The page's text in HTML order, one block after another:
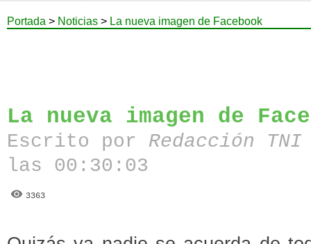
Portada > Noticias > La nueva imagen de Facebook
La nueva imagen de
Escrito por Redacción
las 00:30:03
3363